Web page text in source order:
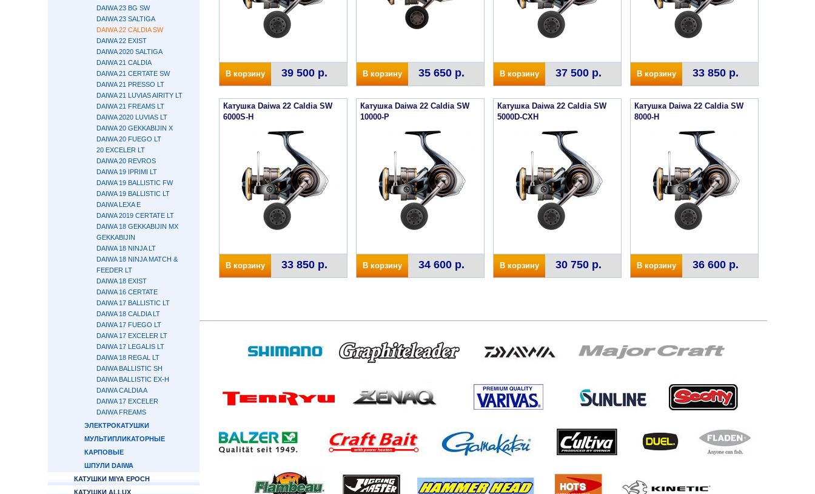
DAIWA 23 BG SW
DAIWA 23 SALTIGA
DAIWA 22 CALDIA SW
DAIWA 22 EXIST
DAIWA 2020 SALTIGA
DAIWA 21 CALDIA
DAIWA 21 CERTATE SW
DAIWA 21 PRESSO LT
DAIWA 21 LUVIAS AIRITY LT
DAIWA 21 FREAMS LT
DAIWA 2020 LUVIAS LT
DAIWA 20 GEKKABIJIN X
DAIWA 20 FUEGO LT
20 EXCELER LT
DAIWA 20 REVROS
DAIWA 19 IPRIMI LT
DAIWA 19 BALLISTIC FW
DAIWA 19 BALLISTIC LT
DAIWA LEXA E
DAIWA 2019 CERTATE LT
DAIWA 18 GEKKABIJIN MX
GEKKABIJIN
DAIWA 18 NINJA LT
DAIWA 18 NINJA MATCH &
FEEDER LT
DAIWA 18 EXIST
DAIWA 16 CERTATE
DAIWA 17 BALLISTIC LT
DAIWA 18 CALDIA LT
DAIWA 17 FUEGO LT
DAIWA 17 EXCELER LT
DAIWA 17 LEGALIS LT
DAIWA 18 REGAL LT
DAIWA BALLISTIC SH
DAIWA BALLISTIC EX-H
DAIWA CALDIA A
DAIWA 17 EXCELER
DAIWA FREAMS
ЭЛЕКТРОКАТУШКИ
МУЛЬТИПЛИКАТОРНЫЕ
КАРПОВЫЕ
ШПУЛИ DAIWA
КАТУШКИ MIYA EPOCH
КАТУШКИ ALLUX
В корзину 39 500 р. В корзину 35 650 р. В корзину 37 500 р. В корзину 33 850 р.
Катушка Daiwa 22 Caldia SW
6000S-H
В корзину 33 850 р.
Катушка Daiwa 22 Caldia SW
10000-P
В корзину 34 600 р.
Катушка Daiwa 22 Caldia SW
5000D-CXH
В корзину 30 750 р.
Катушка Daiwa 22 Caldia SW
8000-H
В корзину 36 600 р.